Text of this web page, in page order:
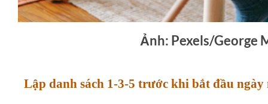
Ảnh: Pexels/George
Lập danh sách 1-3-5 trước khi bắt đầu ngày